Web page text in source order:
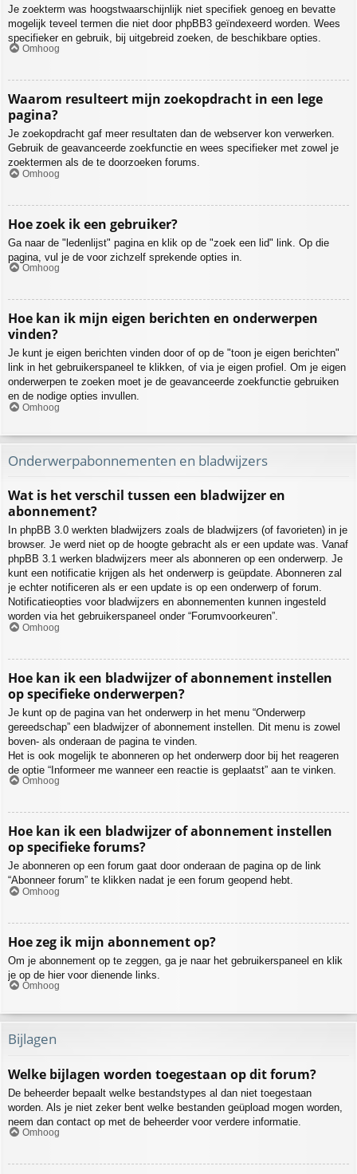
Je zoekterm was hoogstwaarschijnlijk niet specifiek genoeg en bevatte
mogelijk teveel termen die niet door phpBB3 geïndexeerd worden. Wees
specifieker en gebruik, bij uitgebreid zoeken, de beschikbare opties.
Omhoog
Waarom resulteert mijn zoekopdracht in een lege
pagina?
Je zoekopdracht gaf meer resultaten dan de webserver kon verwerken.
Gebruik de geavanceerde zoekfunctie en wees specifieker met zowel je
zoektermen als de te doorzoeken forums.
Omhoog
Hoe zoek ik een gebruiker?
Ga naar de "ledenlijst" pagina en klik op de "zoek een lid" link. Op die
pagina, vul je de voor zichzelf sprekende opties in.
Omhoog
Hoe kan ik mijn eigen berichten en onderwerpen
vinden?
Je kunt je eigen berichten vinden door of op de "toon je eigen berichten"
link in het gebruikerspaneel te klikken, of via je eigen profiel. Om je eigen
onderwerpen te zoeken moet je de geavanceerde zoekfunctie gebruiken
en de nodige opties invullen.
Omhoog
Onderwerpabonnementen en bladwijzers
Wat is het verschil tussen een bladwijzer en
abonnement?
In phpBB 3.0 werkten bladwijzers zoals de bladwijzers (of favorieten) in je
browser. Je werd niet op de hoogte gebracht als er een update was. Vanaf
phpBB 3.1 werken bladwijzers meer als abonneren op een onderwerp. Je
kunt een notificatie krijgen als het onderwerp is geüpdate. Abonneren zal
je echter notificeren als er een update is op een onderwerp of forum.
Notificatieopties voor bladwijzers en abonnementen kunnen ingesteld
worden via het gebruikerspaneel onder “Forumvoorkeuren”.
Omhoog
Hoe kan ik een bladwijzer of abonnement instellen
op specifieke onderwerpen?
Je kunt op de pagina van het onderwerp in het menu “Onderwerp
gereedschap” een bladwijzer of abonnement instellen. Dit menu is zowel
boven- als onderaan de pagina te vinden.
Het is ook mogelijk te abonneren op het onderwerp door bij het reageren
de optie “Informeer me wanneer een reactie is geplaatst” aan te vinken.
Omhoog
Hoe kan ik een bladwijzer of abonnement instellen
op specifieke forums?
Je abonneren op een forum gaat door onderaan de pagina op de link
“Abonneer forum” te klikken nadat je een forum geopend hebt.
Omhoog
Hoe zeg ik mijn abonnement op?
Om je abonnement op te zeggen, ga je naar het gebruikerspaneel en klik
je op de hier voor dienende links.
Omhoog
Bijlagen
Welke bijlagen worden toegestaan op dit forum?
De beheerder bepaalt welke bestandstypes al dan niet toegestaan
worden. Als je niet zeker bent welke bestanden geüpload mogen worden,
neem dan contact op met de beheerder voor verdere informatie.
Omhoog